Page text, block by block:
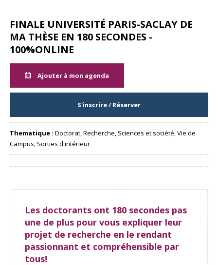
FINALE UNIVERSITÉ PARIS-SACLAY DE
MA THÈSE EN 180 SECONDES -
100%ONLINE
Ajouter à mon agenda
S'inscrire / Réserver
Thematique : Doctorat, Recherche, Sciences et société, Vie de
Campus, Sorties d'intérieur
Les doctorants ont 180 secondes pas
une de plus pour vous expliquer leur
projet de recherche en le rendant
passionnant et compréhensible par
tous!